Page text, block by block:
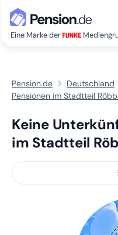
Eine Marke der
Pension.de Deutschland
Pensionen im Stadtteil
Keine
im Stadtteil